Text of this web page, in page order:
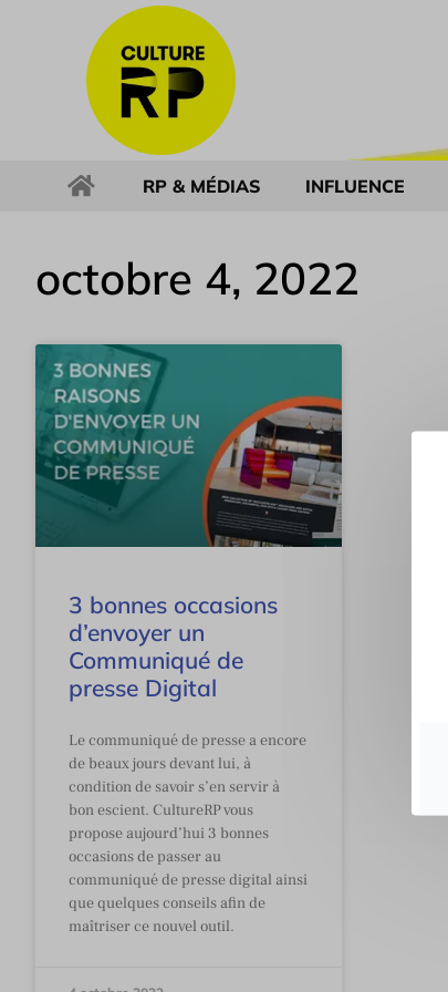
RP & MÉDIAS INFLUENCE
octobre 4, 2022
3 bonnes occasions
d’envoyer un
Communiqué de
presse Digital
Le communiqué de presse a encore
de beaux jours devant lui, à
condition de savoir s’en servir à
bon escient. CultureRP vous
propose aujourd’hui 3 bonnes
occasions de passer au
communiqué de presse digital ainsi
que quelques conseils afin de
maîtriser ce nouvel outil.